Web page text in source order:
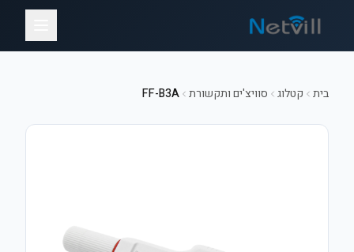
בית קטלוג סוויצ'ים ותקשורת FF-B3A